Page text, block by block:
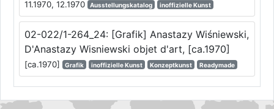
11.1970, 12.1970 Ausstellungskatalog inoffizielle Kunst
02-022/1-264_24: [Grafik] Anastazy Wiśniewski,
D'Anastazy Wisniewski objet d'art, [ca.1970]
[ca.1970] Grafik inoffizielle Kunst Konzeptkunst Readymade